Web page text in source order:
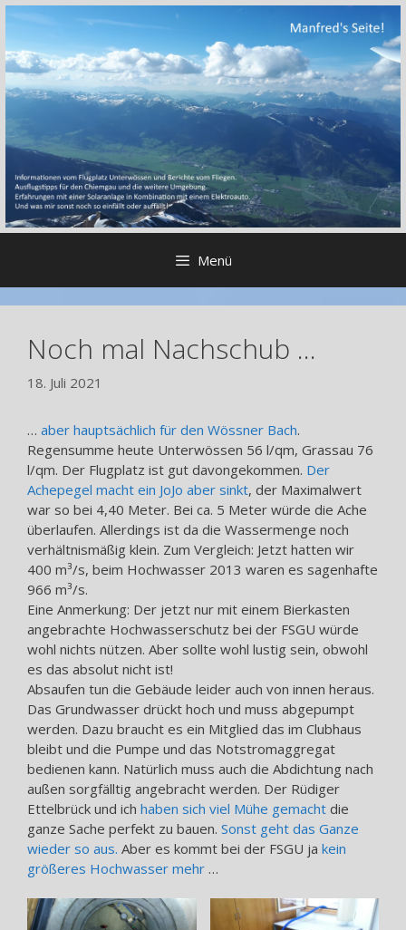
Zum
springen
Menü
Noch mal Nachschub …
18. Juli 2021
… aber hauptsächlich für den Wössner Bach.
Regensumme heute Unterwössen 56 l/qm, Grassau 76
l/qm. Der Flugplatz ist gut davongekommen. Der
Achepegel macht ein JoJo aber sinkt, der Maximalwert
war so bei 4,40 Meter. Bei ca. 5 Meter würde die Ache
überlaufen. Allerdings ist da die Wassermenge noch
verhältnismäßig klein. Zum Vergleich: Jetzt hatten wir
400 m³/s, beim Hochwasser 2013 waren es sagenhafte
966 m³/s.
Eine Anmerkung: Der jetzt nur mit einem Bierkasten
angebrachte Hochwasserschutz bei der FSGU würde
wohl nichts nützen. Aber sollte wohl lustig sein, obwohl
es das absolut nicht ist!
Absaufen tun die Gebäude leider auch von innen heraus.
Das Grundwasser drückt hoch und muss abgepumpt
werden. Dazu braucht es ein Mitglied das im Clubhaus
bleibt und die Pumpe und das Notstromaggregat
bedienen kann. Natürlich muss auch die Abdichtung nach
außen sorgfälltig angebracht werden. Der Rüdiger
Ettelbrück und ich haben sich viel Mühe gemacht die
ganze Sache perfekt zu bauen. Sonst geht das Ganze
wieder so aus. Aber es kommt bei der FSGU ja kein
größeres Hochwasser mehr …